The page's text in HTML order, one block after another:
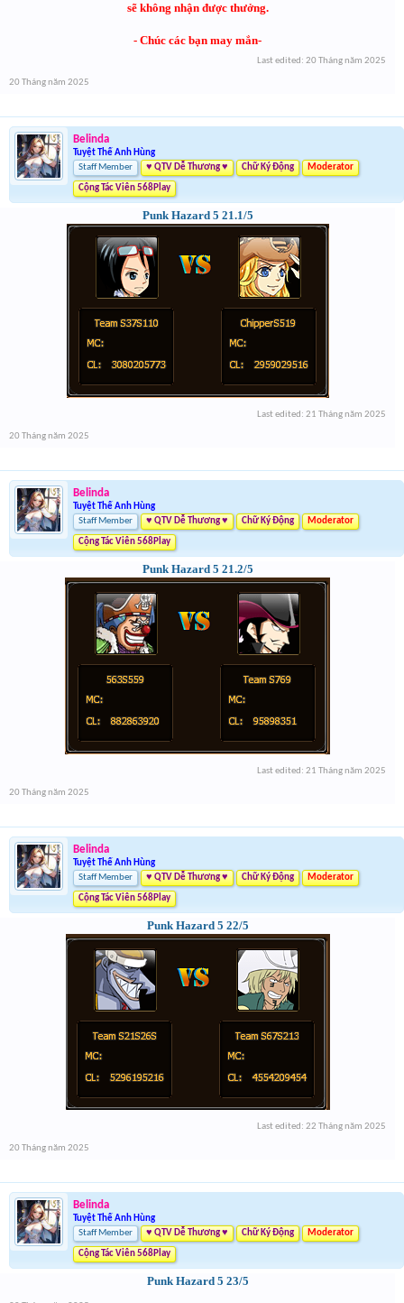
sẽ không nhận được thưởng.
- Chúc các bạn may mắn-
Last edited: 20 Tháng năm 2025
20 Tháng năm 2025
Belinda
Tuyệt Thế Anh Hùng
Staff Member
♥ QTV Dễ Thương ♥ Chữ Ký Động Moderator
Cộng Tác Viên 568Play
Punk Hazard 5 21.1/5
Last edited: 21 Tháng năm 2025
20 Tháng năm 2025
Belinda
Tuyệt Thế Anh Hùng
Staff Member
♥ QTV Dễ Thương ♥ Chữ Ký Động Moderator
Cộng Tác Viên 568Play
Punk Hazard 5 21.2/5
Last edited: 21 Tháng năm 2025
20 Tháng năm 2025
Belinda
Tuyệt Thế Anh Hùng
Staff Member
♥ QTV Dễ Thương ♥ Chữ Ký Động Moderator
Cộng Tác Viên 568Play
Punk Hazard 5 22/5
Last edited: 22 Tháng năm 2025
20 Tháng năm 2025
Belinda
Tuyệt Thế Anh Hùng
Staff Member
♥ QTV Dễ Thương ♥ Chữ Ký Động Moderator
Cộng Tác Viên 568Play
Punk Hazard 5 23/5